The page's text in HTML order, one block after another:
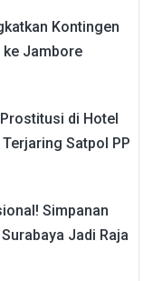
Kontingen
ke Jambore
di Hotel
Satpol PP
Simpanan
Jadi Raja